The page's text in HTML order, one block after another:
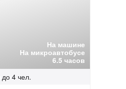
На машине
На микроавтобусе
6.5 часов
до 4 чел.